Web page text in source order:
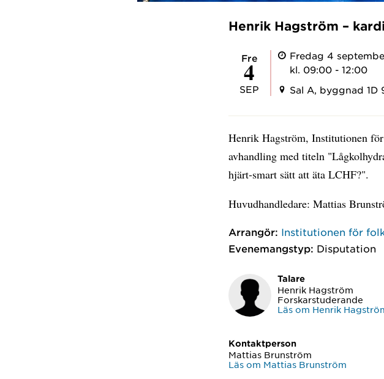
Henrik Hagström –
fre
4
SEP
Fredag 4
kl. 09:00 - 12:00
Sal A, byggnad 1D
Henrik Hagström, Institutionen
avhandling med titeln
hjärt-smart sätt att äta LCHF?".
Huvudhandledare: Mattias
Arrangör: Institutionen för
Evenemangstyp: Disputation
Talare
Henrik Hagström
Forskarstuderande
Läs om Henrik
Kontaktperson
Mattias Brunström
Läs om Mattias Brunström